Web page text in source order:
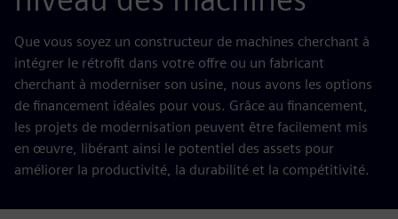
Que vous soyez un constructeur de machines cherchant à
intégrer le rétrofit dans votre offre ou un fabricant
cherchant à moderniser son usine, nous avons les options
de financement idéales pour vous. Grâce au financement,
les projets de modernisation peuvent être facilement mis
en œuvre, libérant ainsi le potentiel des assets pour
améliorer la productivité, la durabilité et la compétitivité.